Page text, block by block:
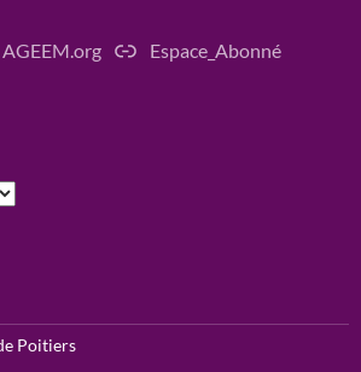
AGEEM.org Espace_Abonné
Poitiers